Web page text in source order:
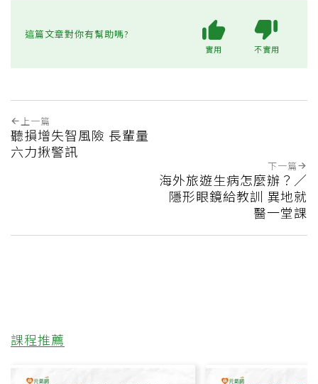
這篇文章對你有幫助嗎?
實用 不實用
上一篇
聽損增失智風險 長輩量
六力揪警訊
下一篇
海外旅遊生病怎麼辦？／
隱形眼鏡給教訓 異地就
醫一堂課
課程推薦